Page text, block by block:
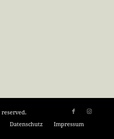
Datenschutz Impressum